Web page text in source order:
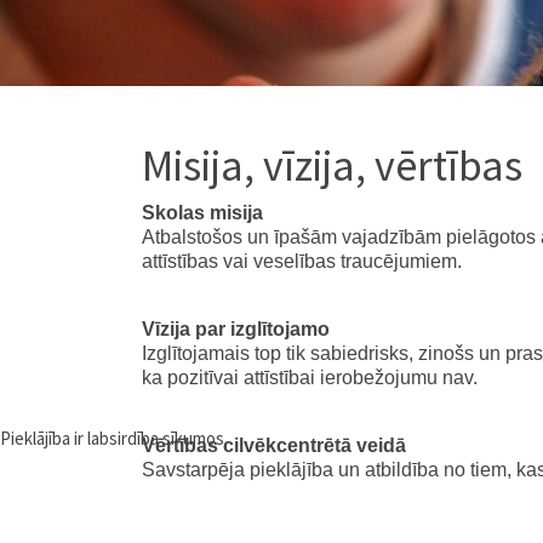
Pieklājība ir labsirdība sīkumos.
Misija, vīzija, vērtības
Skolas misija
Atbalstošos un īpašām vajadzībām
attīstības vai veselības traucējumiem.
Vīzija par izglītojamo
Izglītojamais top tik sabiedrisks, zinošs un
ka pozitīvai attīstībai ierobežojumu nav.
Vērtības cilvēkcentrētā veidā
Savstarpēja pieklājība un atbildība no tiem,